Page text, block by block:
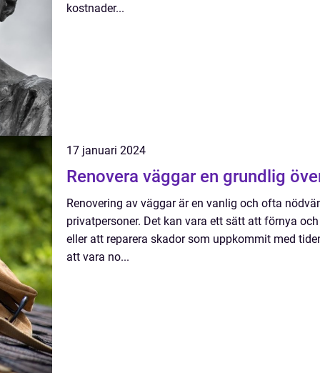
kostnader...
17 januari 2024
Renovera väggar en
Renovering av väggar är en vanlig och ofta
privatpersoner. Det kan vara ett sätt att förnya
eller att reparera skador som uppkommit med
att vara no...